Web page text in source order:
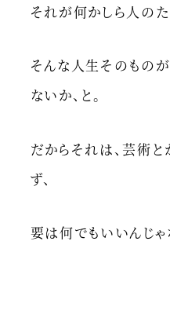
それが何かしら人のた
そんな人生そのものが
ないか、と。
だからそれは、芸術と
ず、
要は何でもいいんじゃ